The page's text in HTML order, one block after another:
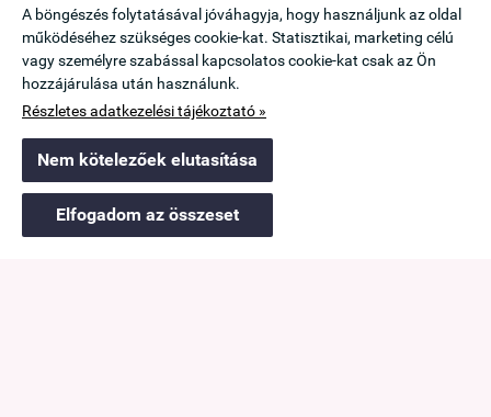
A böngészés folytatásával jóváhagyja, hogy használjunk az oldal
működéséhez szükséges cookie-kat. Statisztikai, marketing célú
vagy személyre szabással kapcsolatos cookie-kat csak az Ön
hozzájárulása után használunk.
Részletes adatkezelési tájékoztató »
Nem kötelezőek elutasítása
Elfogadom az összeset
innen vásárolok.
Navigáció
Saját fiók